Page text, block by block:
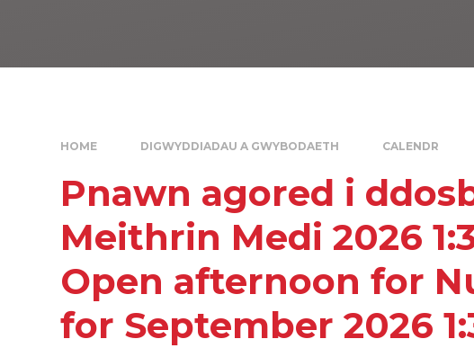
HOME DIGWYDDIADAU A GWYBODAETH CALENDR
Pnawn agored i
Meithrin Medi 2026
Open afternoon for
for September 2026